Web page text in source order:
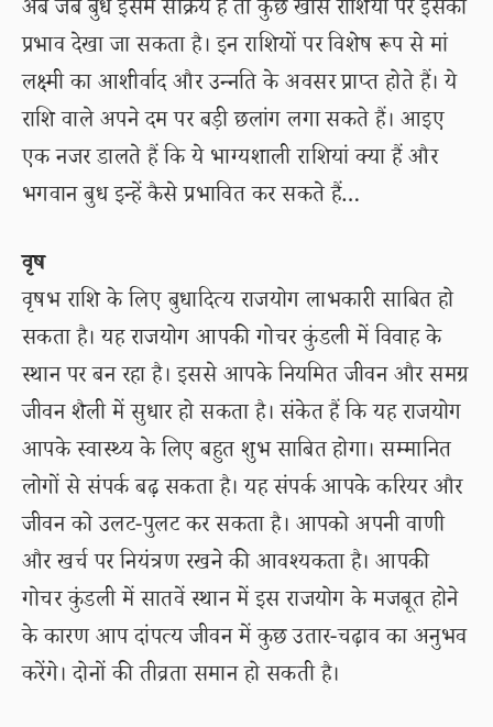
अब जब बुध इसमें सक्रिय है तो कुछ खास राशियों पर इसका
प्रभाव देखा जा सकता है। इन राशियों पर विशेष रूप से मां
लक्ष्मी का आशीर्वाद और उन्नति के अवसर प्राप्त होते हैं। ये
राशि वाले अपने दम पर बड़ी छलांग लगा सकते हैं। आइए
एक नजर डालते हैं कि ये भाग्यशाली राशियां क्या हैं और
भगवान बुध इन्हें कैसे प्रभावित कर सकते हैं…
वृष
वृषभ राशि के लिए बुधादित्य राजयोग लाभकारी साबित हो
सकता है। यह राजयोग आपकी गोचर कुंडली में विवाह के
स्थान पर बन रहा है। इससे आपके नियमित जीवन और समग्र
जीवन शैली में सुधार हो सकता है। संकेत हैं कि यह राजयोग
आपके स्वास्थ्य के लिए बहुत शुभ साबित होगा। सम्मानित
लोगों से संपर्क बढ़ सकता है। यह संपर्क आपके करियर और
जीवन को उलट-पुलट कर सकता है। आपको अपनी वाणी
और खर्च पर नियंत्रण रखने की आवश्यकता है। आपकी
गोचर कुंडली में सातवें स्थान में इस राजयोग के मजबूत होने
के कारण आप दांपत्य जीवन में कुछ उतार-चढ़ाव का अनुभव
करेंगे। दोनों की तीव्रता समान हो सकती है।